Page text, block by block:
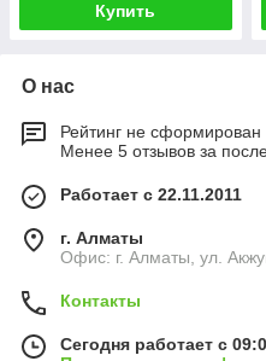
Купить
О нас
Рейтинг не сформирован
Менее 5 отзывов за
Работает с 22.11.2011
г. Алматы
Офис: г. Алматы, ул.
Контакты
Сегодня работает с